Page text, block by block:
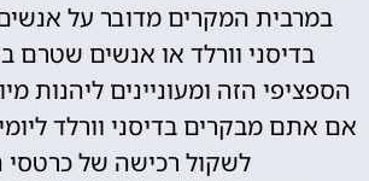
במרבית המקרים מדובר על
בדיסני וורלד או אנשים שטרם
הספציפי הזה ומעוניינים ליהנות
אם אתם מבקרים בדיסני וורלד
לשקול רכישה של כרטסי